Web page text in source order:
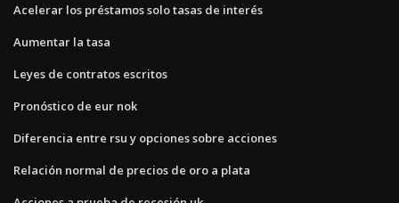
Acelerar los préstamos solo tasas de interés
Aumentar la tasa
Leyes de contratos escritos
Pronóstico de eur nok
Diferencia entre rsu y opciones sobre acciones
Relación normal de precios de oro a plata